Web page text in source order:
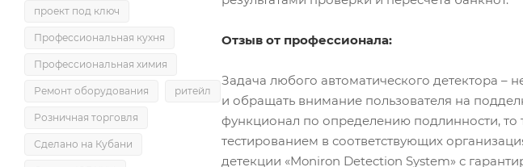
Отзыв от профессионала:
Задача любого автоматического детектора –
и обращать внимание пользователя на
функционал по определению подлинности,
тестированием в соответствующих
детекции «Moniron Detection System» с
проект под ключ
Профессиональная кухня
Профессиональная химия
Ремонт оборудования ритейл
Розничная торговля
Сделано на Кубани